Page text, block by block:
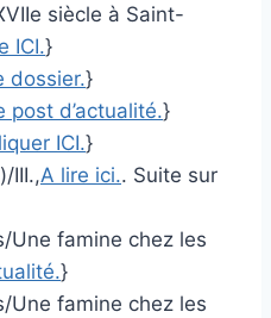
siècle à Saint-
ICI.}
dossier.}
post d’actualité.}
ICI.}
III.,A lire ici.. Suite sur
Une famine chez les
}
Une famine chez les